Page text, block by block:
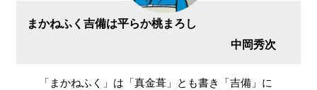
まかねふく吉備は平らか桃まろし
中岡秀次
「まかねふく」は「真金葺」とも書き「吉備」に